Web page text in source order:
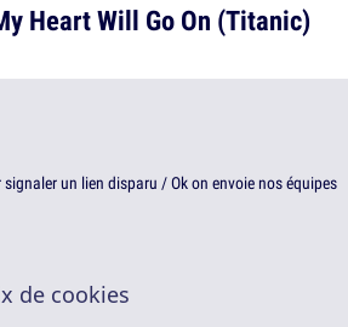
Heart Will Go On (Titanic)
un lien disparu / Ok on envoie nos équipes
de cookies